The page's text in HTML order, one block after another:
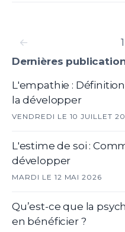
←
Dernières
L'empathie :
la développer
VENDREDI LE 10 JUILLET
L'estime de soi :
développer
MARDI LE 12 MAI 2026
Qu’est-ce que la
en bénéficier ?